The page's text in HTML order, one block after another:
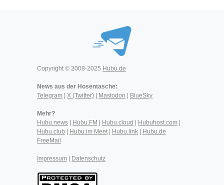
Copyright © 2008-2025 Hubu.de
News aus der Hosentasche:
Telegram
X (Twitter) Mastodon BlueSky
Mehr?
Hubu.news
Hubu.FM Hubu.cloud Hubuhost.com
Hubu.club
Hubu.im Meet| Hubu.link
Hubu.de
FreeMail
Impressum Datenschutz